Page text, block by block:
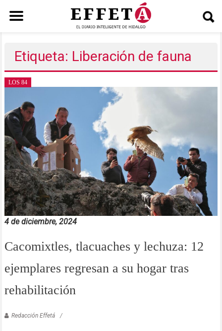
contenidoEtiqueta: Liberación de fauna
LOS 84
4 de diciembre, 2024
Cacomixtles, tlacuaches y lechuza: 12
ejemplares regresan a su hogar tras
rehabilitación
Redacción Effetá